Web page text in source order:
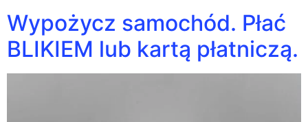
Wypożycz samochód. Płać
BLIKIEM lub kartą płatniczą.